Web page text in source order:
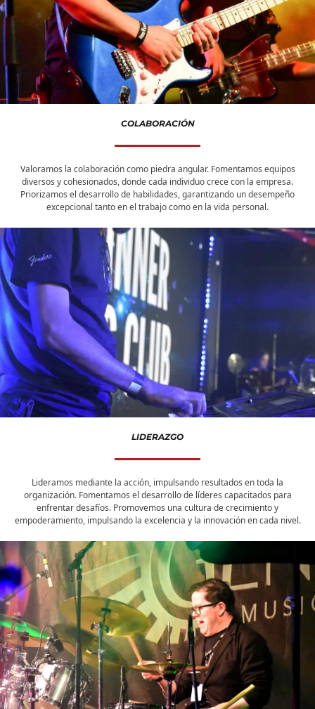
COLABORACIÓN
Valoramos la colaboración como piedra angular. Fomentamos equipos
diversos y cohesionados, donde cada individuo crece con la empresa.
Priorizamos el desarrollo de habilidades, garantizando un desempeño
excepcional tanto en el trabajo como en la vida personal.
LIDERAZGO
Lideramos mediante la acción, impulsando resultados en toda la
organización. Fomentamos el desarrollo de líderes capacitados para
enfrentar desafíos. Promovemos una cultura de crecimiento y
empoderamiento, impulsando la excelencia y la innovación en cada nivel.